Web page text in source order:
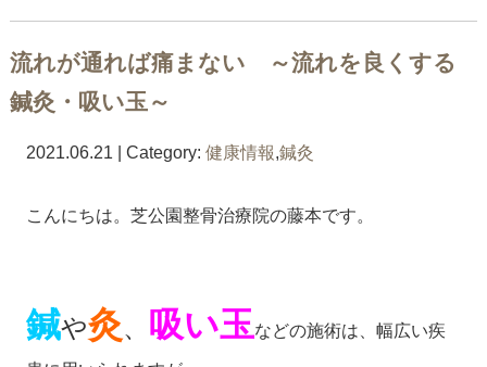
流れが通れば痛まない ～流れを良くする
鍼灸・吸い玉～
2021.06.21 | Category: 健康情報,鍼灸
こんにちは。芝公園整骨治療院の藤本です。
鍼や灸、 吸い玉などの施術は、幅広い疾